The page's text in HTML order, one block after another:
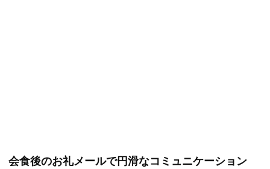
会食後のお礼メールで円滑なコミュニケーション